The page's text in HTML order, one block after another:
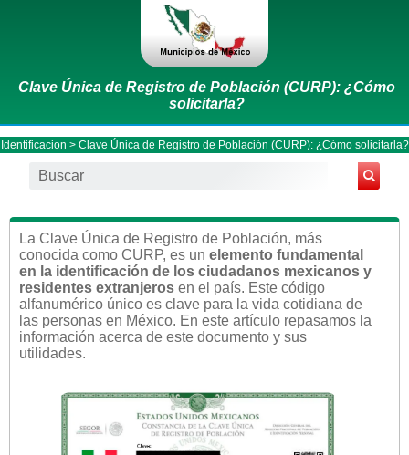
Clave Única de Registro de Población (CURP): ¿Cómo
solicitarla?
Identificacion > Clave Única de Registro de Población (CURP): ¿Cómo solicitarla?
La Clave Única de Registro de Población, más
conocida como CURP, es un elemento fundamental
en la identificación de los ciudadanos mexicanos y
residentes extranjeros en el país. Este código
alfanumérico único es clave para la vida cotidiana de
las personas en México. En este artículo repasamos la
información acerca de este documento y sus
utilidades.